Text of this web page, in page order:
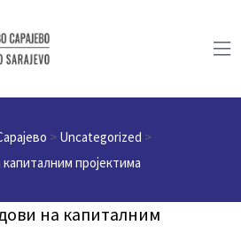
> Uncategorized >
пројектима
на капиталним